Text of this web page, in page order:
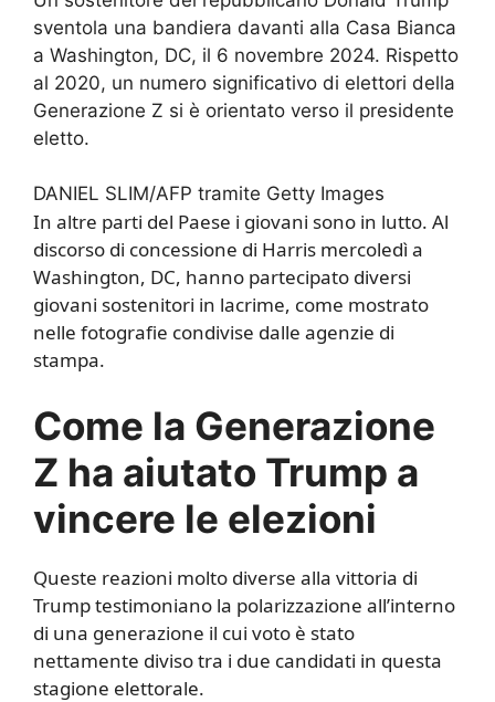
sventola una bandiera davanti alla Casa Bianca
a Washington, DC, il 6 novembre 2024. Rispetto
al 2020, un numero significativo di elettori della
Generazione Z si è orientato verso il presidente
eletto.
DANIEL SLIM/AFP tramite Getty Images
In altre parti del Paese i giovani sono in lutto. Al
discorso di concessione di Harris mercoledì a
Washington, DC, hanno partecipato diversi
giovani sostenitori in lacrime, come mostrato
nelle fotografie condivise dalle agenzie di
stampa.
Come la Generazione
Z ha aiutato Trump a
vincere le elezioni
Queste reazioni molto diverse alla vittoria di
Trump testimoniano la polarizzazione all’interno
di una generazione il cui voto è stato
nettamente diviso tra i due candidati in questa
stagione elettorale.